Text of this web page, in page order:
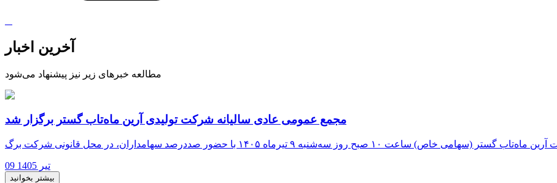
آخرین اخبار
مطالعه خبرهای زیر نیز پیشنهاد می‌شود
مجمع عمومی عادی سالیانه شرکت تولیدی آرین ماه‌تاب گستر برگزار شد
09 تیر 1405
بیشتر بخوانید